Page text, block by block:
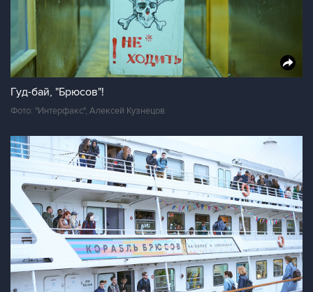
Гуд-бай, "Брюсов"!
Фото: "Интерфакс", Алексей Кузнецов